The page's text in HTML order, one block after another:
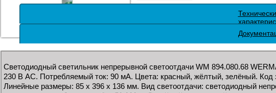
Светодиодный светильник непрерывной светоотдачи WM 894.080.68
230 В AC. Потребляемый ток: 90 мА. Цвета: красный, жёлтый, зелёный. Код
Линейные размеры: 85 x 396 x 136 мм. Вид светоотдачи: светодиодный